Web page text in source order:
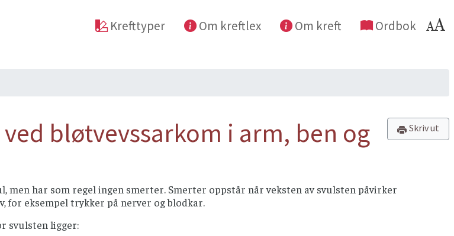
Krefttyper Om kreftlex Om kreft Ordbok
Skriv ut
bløtvevssarkom i arm, ben og
men har som regel ingen smerter. Smerter oppstår når veksten av svulsten påvirker
for eksempel trykker på nerver og blodkar.
svulsten ligger: